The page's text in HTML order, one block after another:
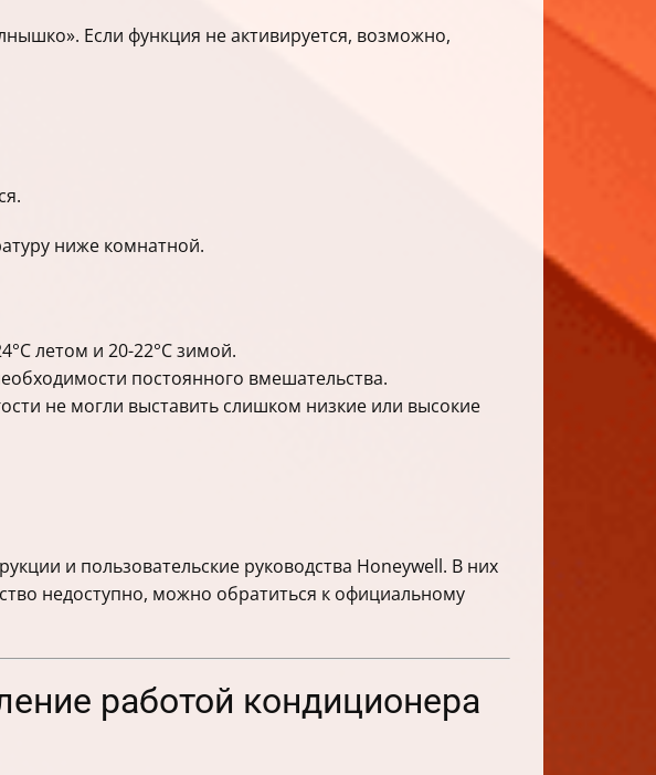
Если функция не активируется, возможно,
ниже комнатной.
летом и 20-22°C зимой.
постоянного вмешательства.
не могли выставить слишком низкие или высокие
и пользовательские руководства Honeywell. В них
недоступно, можно обратиться к официальному
работой кондиционера